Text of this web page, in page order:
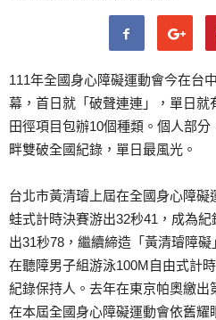
111年全國身心障礙運動會今在台
幕，首日就「破聲連連」，單日就
田徑項目包辦10個種類。個人部
畔雙破全國紀錄，單日最風光。
台北市黃清璿上屆在全國身心障
蛙式計時決賽游出32秒41，成為
出31秒78，繼續締造「黃清璿障
在聽障男子組游泳100M自由式計
紀錄保持人。去年在東京帕奧繳出
在本屆全國身心障礙運動會依舊耀